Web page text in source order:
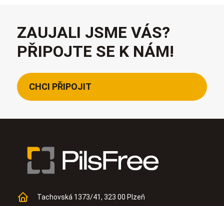
ZAUJALI JSME VÁS?
PŘIPOJTE SE K NÁM!
CHCI PŘIPOJIT
Tachovská 1373/41, 323 00 Plzeň